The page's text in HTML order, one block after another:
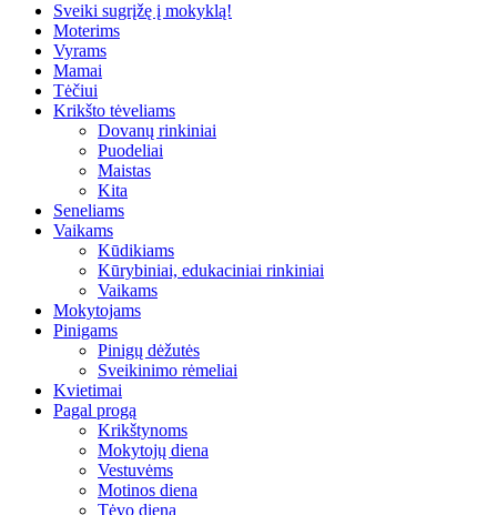
Sveiki sugrįžę į mokyklą!
Moterims
Vyrams
Mamai
Tėčiui
Krikšto tėveliams
Dovanų rinkiniai
Puodeliai
Maistas
Kita
Seneliams
Vaikams
Kūdikiams
Kūrybiniai, edukaciniai rinkiniai
Vaikams
Mokytojams
Pinigams
Pinigų dėžutės
Sveikinimo rėmeliai
Kvietimai
Pagal progą
Krikštynoms
Mokytojų diena
Vestuvėms
Motinos diena
Tėvo diena